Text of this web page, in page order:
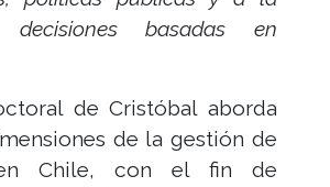
basadas en
de Cristóbal aborda
de la gestión de
Chile, con el fin de